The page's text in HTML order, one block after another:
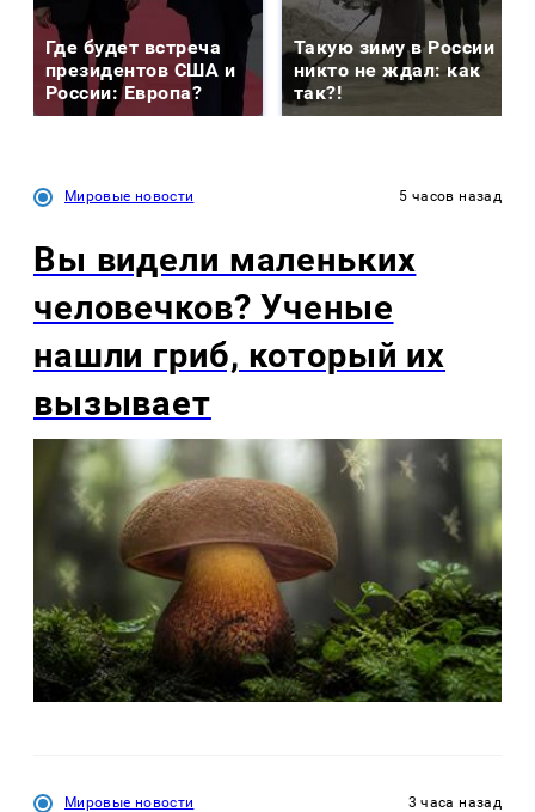
Где будет встреча
президентов США и
России: Европа?
Такую зиму в России
никто не ждал: как
так?!
Мировые новости 5 часов назад
Вы видели маленьких
человечков? Ученые
нашли гриб, который их
вызывает
Мировые новости 3 часа назад